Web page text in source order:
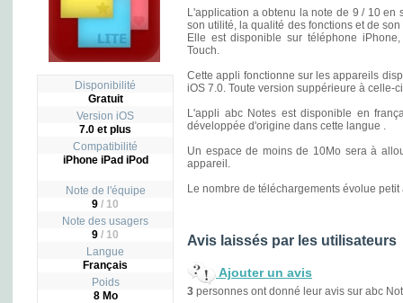
Disponibilité
Gratuit
Version iOS
7.0 et plus
Compatibilité
iPhone iPad iPod
Note de l'équipe
9 / 10
Note des usagers
9 / 10
Langue
Français
Poids
8 Mo
L'application a obtenu la note de 9 / 10 en
son utilité, la qualité des fonctions et de
Elle est disponible sur téléphone
Touch.
Cette appli fonctionne sur les appareils
iOS 7.0. Toute version suppérieure à celle-
L'appli abc Notes est disponible en
développée d'origine dans cette langue .
Un espace de moins de 10Mo sera à
appareil.
Le nombre de téléchargements évolue
Avis laissés par les utilisateurs
Ajouter un avis
3 personnes ont donné leur avis sur abc